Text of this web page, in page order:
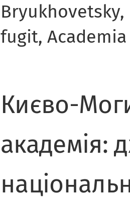
Bryukhovetsky,
fugit,
Києво-
академія: